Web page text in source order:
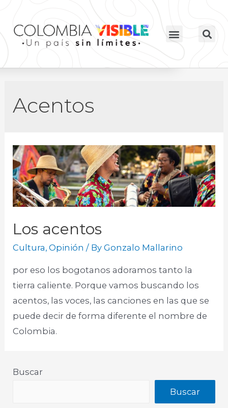
Acentos
Los acentos
Cultura,Opinión / ByGonzalo Mallarino
por eso los bogotanos adoramos tanto la
tierra caliente. Porque vamos buscando los
acentos, las voces, las canciones en las que se
puede decir de forma diferente el nombre de
Colombia.
Buscar
Buscar